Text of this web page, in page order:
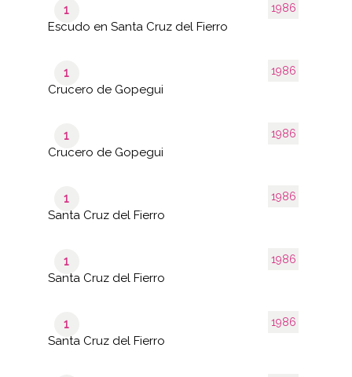
1986
1
Escudo en Santa Cruz del Fierro
1986
1
Crucero de Gopegui
1986
1
Crucero de Gopegui
1986
1
Santa Cruz del Fierro
1986
1
Santa Cruz del Fierro
1986
1
Santa Cruz del Fierro